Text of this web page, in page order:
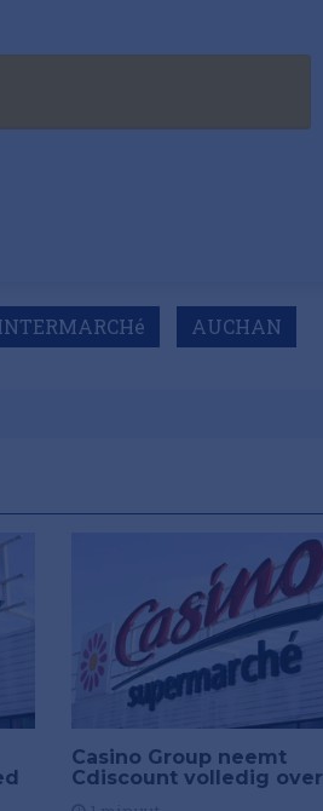
AUCHAN
Casino Group neemt
Cdiscount volledig over